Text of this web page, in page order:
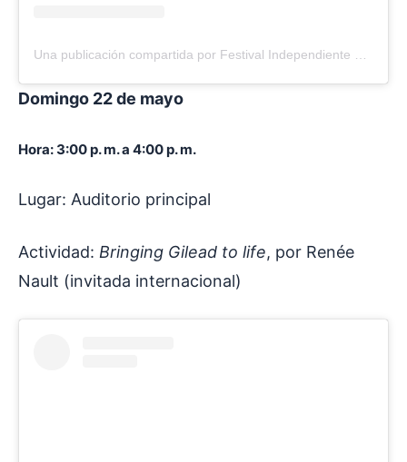
Domingo 22 de mayo
Hora: 3:00 p. m. a 4:00 p. m.
Lugar: Auditorio principal
Actividad: Bringing Gilead to life, por Renée
Nault (invitada internacional)